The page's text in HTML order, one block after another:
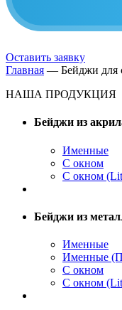
Оставить заявку
Главная — Бейджи для
НАША ПРОДУКЦИЯ
Бейджи из
Именные
С окном
С окном
Бейджи из
Именные
Именные
С окном
С окном